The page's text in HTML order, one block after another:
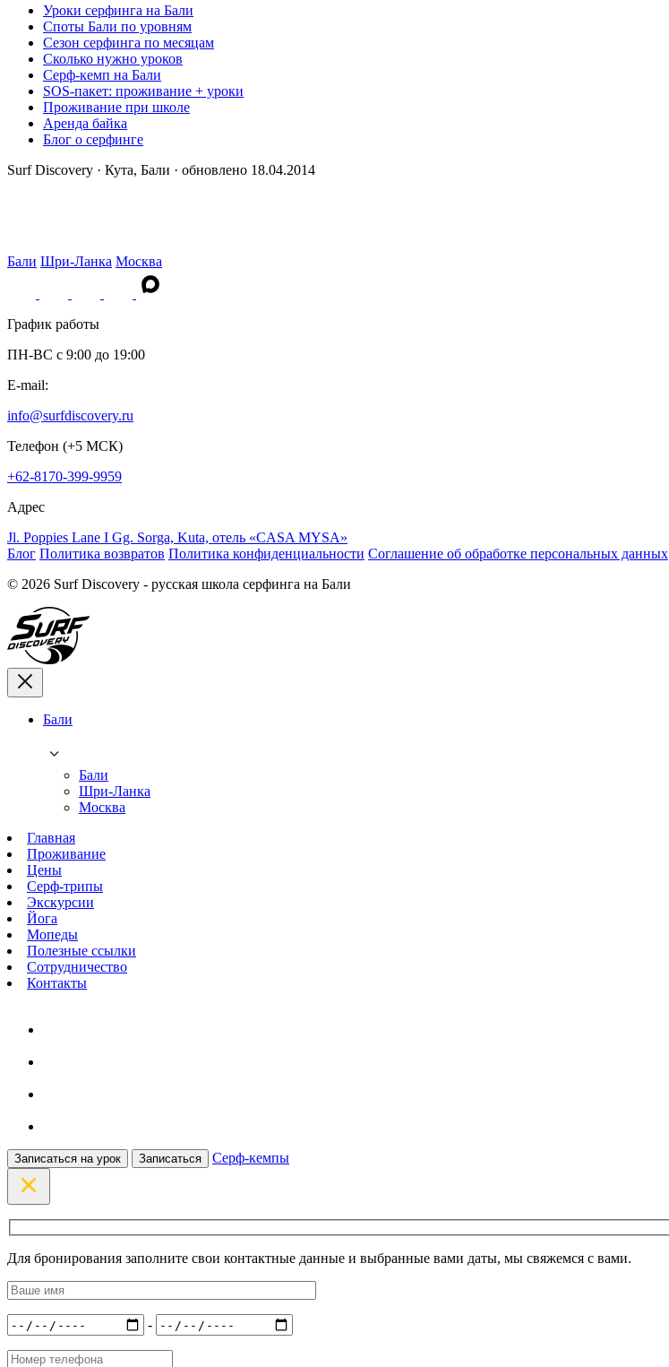
Уроки серфинга на Бали
Споты Бали по уровням
Сезон серфинга по месяцам
Сколько нужно уроков
Серф-кемп на Бали
SOS-пакет: проживание + уроки
Проживание при школе
Аренда байка
Блог о серфинге
Surf Discovery · Кута, Бали · обновлено 18.04.2014
Бали Шри-Ланка Москва
График работы
ПН-ВС c 9:00 до 19:00
E-mail:
info@surfdiscovery.ru
Телефон (+5 МСК)
+62-8170-399-9959
Адрес
Jl. Poppies Lane I Gg. Sorga, Kuta, отель «CASA MYSA»
Блог Политика возвратов Политика конфиденциальности Соглашение об обработке персональных данных
© 2026 Surf Discovery - русская школа серфинга на Бали
Бали
Бали
Шри-Ланка
Москва
Главная
Проживание
Цены
Серф-трипы
Экскурсии
Йога
Мопеды
Полезные ссылки
Сотрудничество
Контакты
Записаться на урок Записаться Серф-кемпы
Для бронирования заполните свои контактные данные и выбранные вами даты, мы свяжемся с вами.
-